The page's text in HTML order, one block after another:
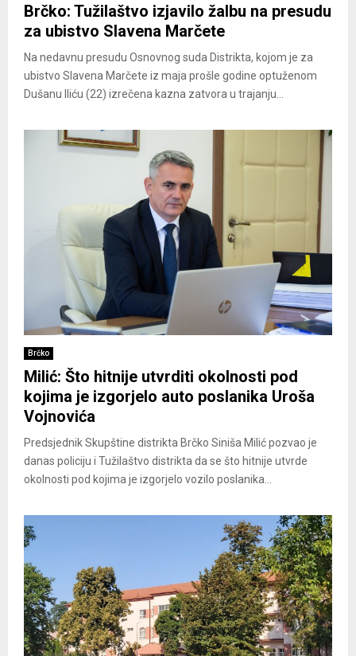
Brčko: Tužilaštvo izjavilo žalbu na presudu
za ubistvo Slavena Marčete
Na nedavnu presudu Osnovnog suda Distrikta, kojom je za
ubistvo Slavena Marčete iz maja prošle godine optuženom
Dušanu Iliću (22) izrečena kazna zatvora u trajanju...
Brčko
Milić: Što hitnije utvrditi okolnosti pod
kojima je izgorjelo auto poslanika Uroša
Vojnovića
Predsjednik Skupštine distrikta Brčko Siniša Milić pozvao je
danas policiju i Tužilaštvo distrikta da se što hitnije utvrde
okolnosti pod kojima je izgorjelo vozilo poslanika...